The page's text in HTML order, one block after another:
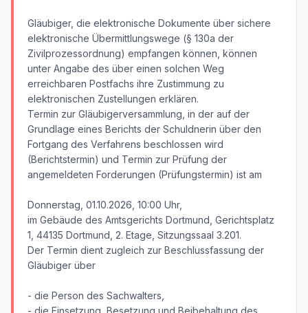
Gläubiger, die elektronische Dokumente über sichere
elektronische Übermittlungswege (§ 130a der
Zivilprozessordnung) empfangen können, können
unter Angabe des über einen solchen Weg
erreichbaren Postfachs ihre Zustimmung zu
elektronischen Zustellungen erklären.
Termin zur Gläubigerversammlung, in der auf der
Grundlage eines Berichts der Schuldnerin über den
Fortgang des Verfahrens beschlossen wird
(Berichtstermin) und Termin zur Prüfung der
angemeldeten Forderungen (Prüfungstermin) ist am
Donnerstag, 01.10.2026, 10:00 Uhr,
im Gebäude des Amtsgerichts Dortmund, Gerichtsplatz
1, 44135 Dortmund, 2. Etage, Sitzungssaal 3.201.
Der Termin dient zugleich zur Beschlussfassung der
Gläubiger über
- die Person des Sachwalters,
- die Einsetzung, Besetzung und Beibehaltung des